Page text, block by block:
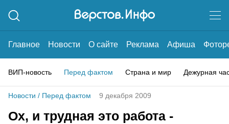
Главное Новости О сайте Реклама Афиша
ВИП-новость Перед фактом Страна и мир Дежурная
Новости / Перед фактом 9 декабря 2009
Ох, и трудная это работа -